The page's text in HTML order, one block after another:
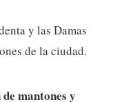
y las Damas
de la ciudad.
mantones y